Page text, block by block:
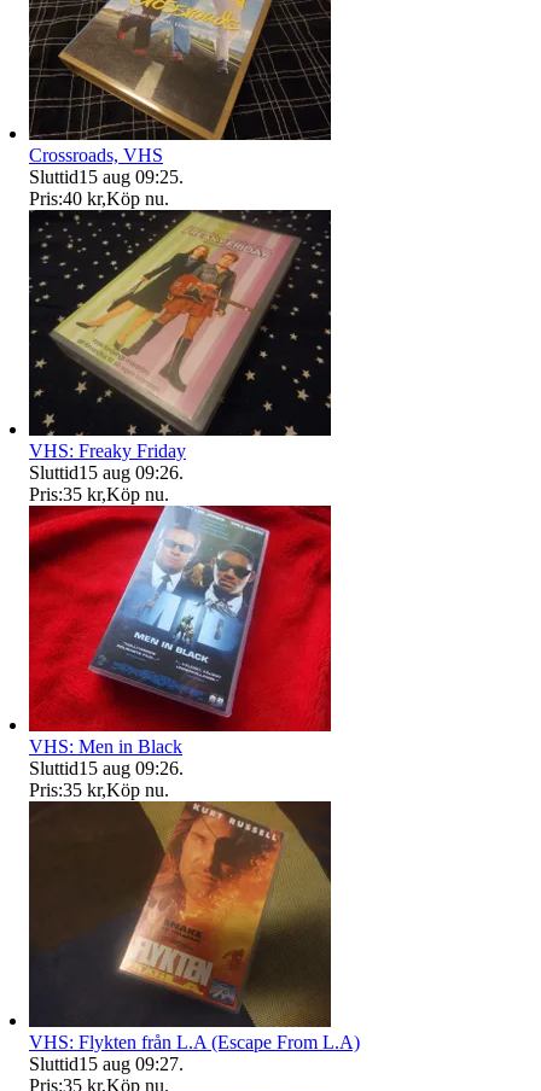
Crossroads, VHS
Sluttid15 aug 09:25.
Pris:40 kr,Köp nu.
VHS: Freaky Friday
Sluttid15 aug 09:26.
Pris:35 kr,Köp nu.
VHS: Men in Black
Sluttid15 aug 09:26.
Pris:35 kr,Köp nu.
VHS: Flykten från L.A (Escape From L.A)
Sluttid15 aug 09:27.
Pris:35 kr,Köp nu.